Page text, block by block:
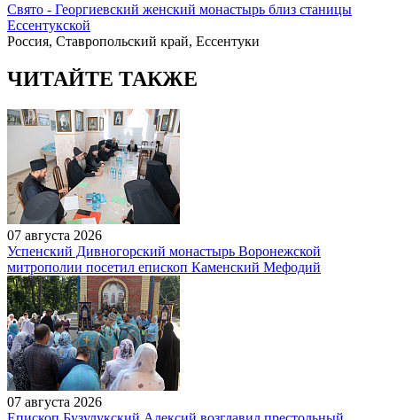
Свято - Георгиевский женский монастырь близ станицы
Ессентукской
Россия, Ставропольский край, Ессентуки
ЧИТАЙТЕ ТАКЖЕ
07 августа 2026
Успенский Дивногорский монастырь Воронежской
митрополии посетил епископ Каменский Мефодий
07 августа 2026